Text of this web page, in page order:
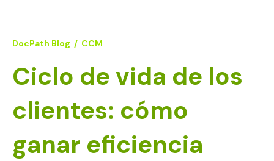
DocPath Blog / CCM
Ciclo de vida de los
clientes: cómo
ganar eficiencia